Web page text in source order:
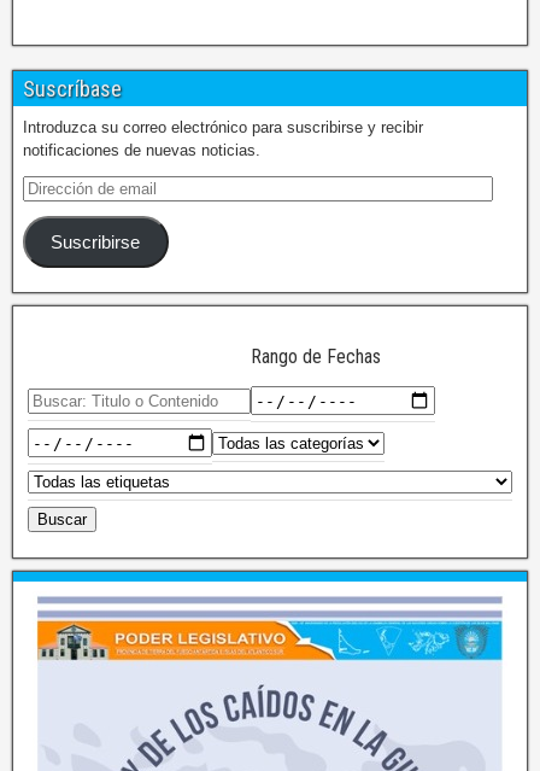
Suscríbase
Introduzca su correo electrónico para suscribirse y recibir
notificaciones de nuevas noticias.
Suscribirse
Rango de Fechas